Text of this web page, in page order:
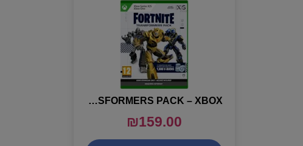
FORTNITE TRANSFORMERS PACK – XBOX
₪159.00